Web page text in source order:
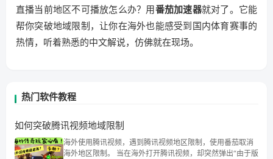
直播当前地区不可播放怎么办？用番茄加速器就对了。它能
帮你突破地域限制，让你在海外也能感受到国内体育赛事的
热情，听着熟悉的中文解说，仿佛就在现场。
热门软件教程
如何突破腾讯视频地域限制
海外使用腾讯视频，遇到腾讯视频地区限制，使用番茄取消
海外地区限制。 当在海外打开腾讯视频，却突然弹出“由于版